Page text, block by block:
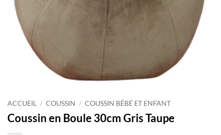
ACCUEIL / COUSSIN / COUSSIN BÉBÉ ET ENFANT
Coussin en Boule 30cm Gris Taupe